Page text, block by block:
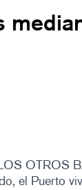
OTROS
el Puerto